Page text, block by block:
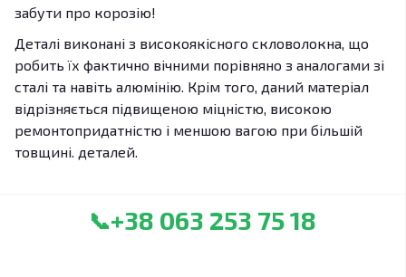
забути про корозію!
Деталі виконані з високоякісного скловолокна, що
робить їх фактично вічними порівняно з аналогами зі
сталі та навіть алюмінію. Крім того, даний матеріал
відрізняється підвищеною міцністю, високою
ремонтопридатністю і меншою вагою при більшій
товщині. деталей.
📞+38 063 253 75 18